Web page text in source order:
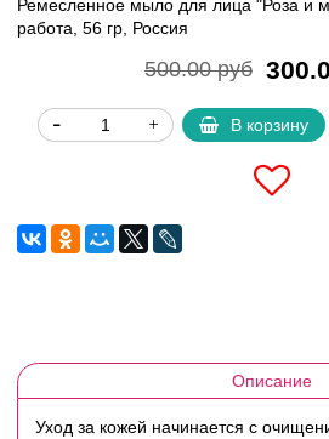
Ремесленное мыло для лица "Роза и
работа, 56 гр, Россия
500.00 руб
В корзину
Описание
Уход за кожей начинается с